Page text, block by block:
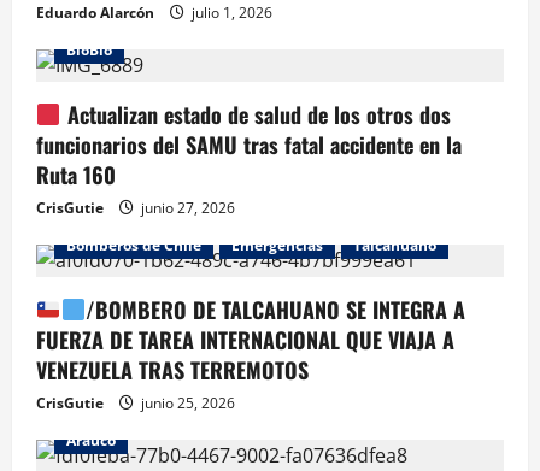
Eduardo Alarcón
julio 1, 2026
BioBio
Actualizan estado de salud de los otros dos
funcionarios del SAMU tras fatal accidente en la
Ruta 160
CrisGutie
junio 27, 2026
Bomberos de Chile
Emergencias Talcahuano
/BOMBERO DE TALCAHUANO SE INTEGRA A
FUERZA DE TAREA INTERNACIONAL QUE VIAJA A
VENEZUELA TRAS TERREMOTOS
CrisGutie
junio 25, 2026
Arauco